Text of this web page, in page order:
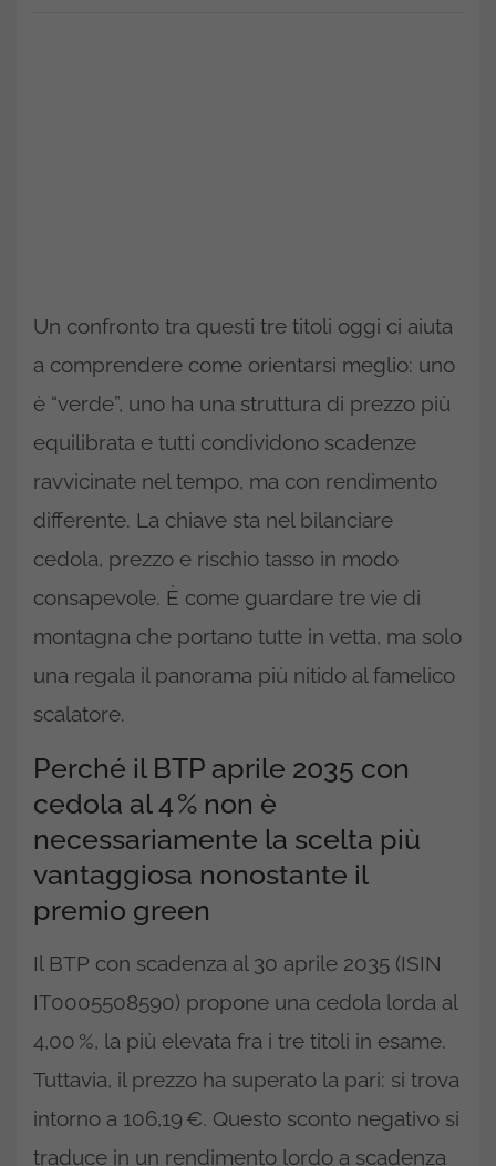
Un confronto tra questi tre titoli oggi ci aiuta
a comprendere come orientarsi meglio: uno
è “verde”, uno ha una struttura di prezzo più
equilibrata e tutti condividono scadenze
ravvicinate nel tempo, ma con rendimento
differente. La chiave sta nel bilanciare
cedola, prezzo e rischio tasso in modo
consapevole. È come guardare tre vie di
montagna che portano tutte in vetta, ma solo
una regala il panorama più nitido al famelico
scalatore.
Perché il BTP aprile 2035 con
cedola al 4 % non è
necessariamente la scelta più
vantaggiosa nonostante il
premio green
Il BTP con scadenza al 30 aprile 2035 (ISIN
IT0005508590) propone una cedola lorda al
4,00 %, la più elevata fra i tre titoli in esame.
Tuttavia, il prezzo ha superato la pari: si trova
intorno a 106,19 €. Questo sconto negativo si
traduce in un rendimento lordo a scadenza